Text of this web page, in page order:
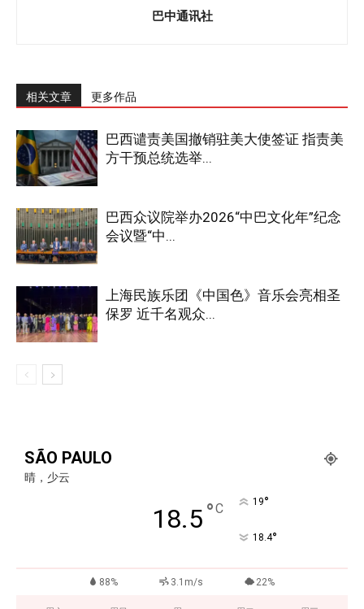
巴中通讯社
相关文章 更多作品
巴西谴责美国撤销驻美大使签证 指责美
方干预总统选举...
巴西众议院举办2026“中巴文化年”纪念
会议暨“中...
上海民族乐团《中国色》音乐会亮相圣
保罗 近千名观众...
SÃO PAULO
晴，少云
18.5°C 19°
18.4°
88% 3.1m/s 22%